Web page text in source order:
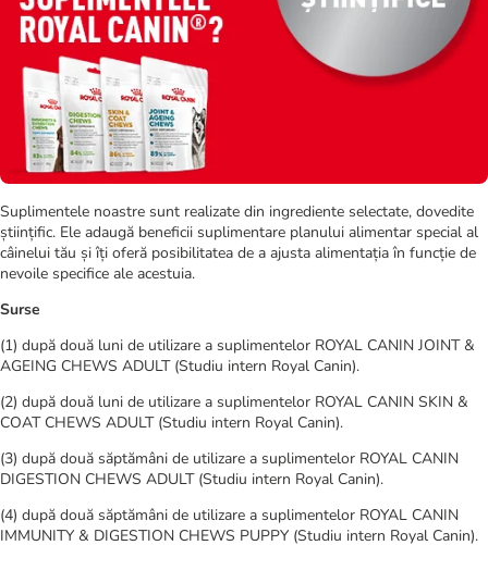
Suplimentele noastre sunt realizate din ingrediente selectate, dovedite
științific. Ele adaugă beneficii suplimentare planului alimentar special al
câinelui tău și îți oferă posibilitatea de a ajusta alimentația în funcție de
nevoile specifice ale acestuia.
Surse
(1) după două luni de utilizare a suplimentelor ROYAL CANIN JOINT &
AGEING CHEWS ADULT (Studiu intern Royal Canin).
(2) după două luni de utilizare a suplimentelor ROYAL CANIN SKIN &
COAT CHEWS ADULT (Studiu intern Royal Canin).
(3) după două săptămâni de utilizare a suplimentelor ROYAL CANIN
DIGESTION CHEWS ADULT (Studiu intern Royal Canin).
(4) după două săptămâni de utilizare a suplimentelor ROYAL CANIN
IMMUNITY & DIGESTION CHEWS PUPPY (Studiu intern Royal Canin).